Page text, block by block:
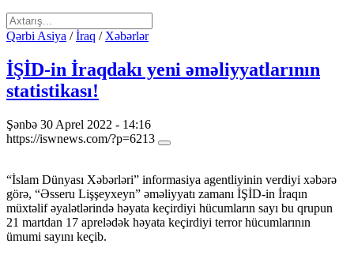
Qərbi Asiya /İraq / Xəbərlər
İŞİD-in İraqdakı yeni əməliyyatlarının
statistikası!
Şənbə 30 Aprel 2022 - 14:16
https://iswnews.com/?p=6213
“İslam Dünyası Xəbərləri” informasiya agentliyinin verdiyi xəbərə
görə, “Əsseru Lişşeyxeyn” əməliyyatı zamanı İŞİD-in İraqın
müxtəlif əyalətlərində həyata keçirdiyi hücumların sayı bu qrupun
21 martdan 17 aprelədək həyata keçirdiyi terror hücumlarının
ümumi sayını keçib.